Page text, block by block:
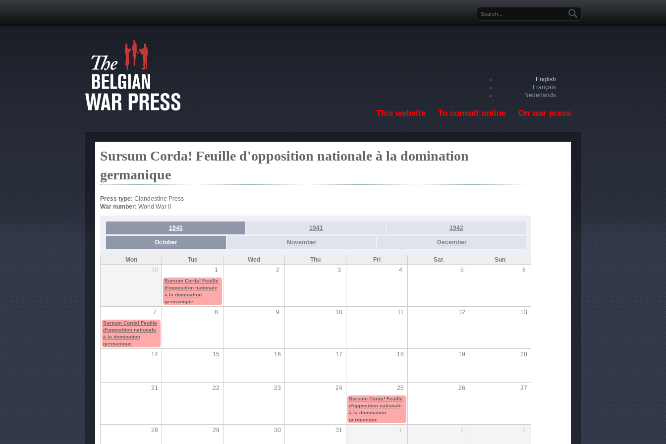
Search form
English
Français
Nederlands
This website To consult online On war press
Sursum Corda! Feuille d'opposition nationale à la domination
germanique
Press type: Clandestine Press
War number: World War II
1940 1941 1942
October November December
Mon Tue Wed Thu Fri Sat
Sun
30
1 2 3 4 5 6
Sursum Corda! Feuille
d'opposition nationale
à la domination
germanique
7 8 9 10 11 12 13
Sursum Corda! Feuille
d'opposition nationale
à la domination
germanique
14 15 16 17 18 19 20
21 22 23 24 25 26 27
Sursum Corda! Feuille
d'opposition nationale
à la domination
germanique
28 29 30 31 1 2 3